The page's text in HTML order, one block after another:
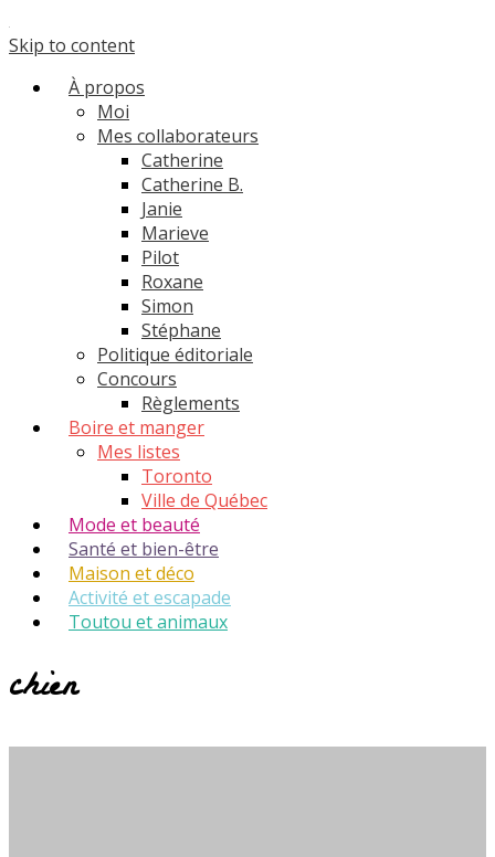
Skip to content
À propos
Moi
Mes collaborateurs
Catherine
Catherine B.
Janie
Marieve
Pilot
Roxane
Simon
Stéphane
Politique éditoriale
Concours
Règlements
Boire et manger
Mes listes
Toronto
Ville de Québec
Mode et beauté
Santé et bien-être
Maison et déco
Activité et escapade
Toutou et animaux
chien